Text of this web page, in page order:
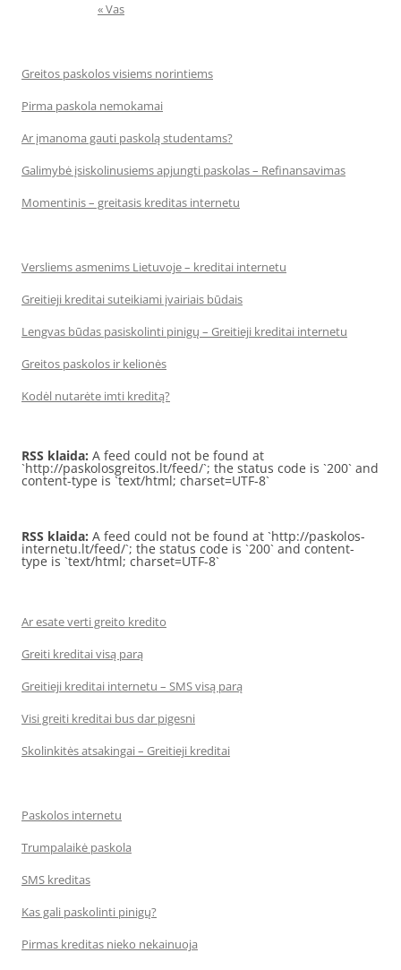
« Vas
Greitos paskolos visiems norintiems
Pirma paskola nemokamai
Ar įmanoma gauti paskolą studentams?
Galimybė įsiskolinusiems apjungti paskolas – Refinansavimas
Momentinis – greitasis kreditas internetu
Versliems asmenims Lietuvoje – kreditai internetu
Greitieji kreditai suteikiami įvairiais būdais
Lengvas būdas pasiskolinti pinigų – Greitieji kreditai internetu
Greitos paskolos ir kelionės
Kodėl nutarėte imti kreditą?
RSS klaida: A feed could not be found at
`http://paskolosgreitos.lt/feed/`; the status code is `200` and
content-type is `text/html; charset=UTF-8`
RSS klaida: A feed could not be found at `http://paskolos-
internetu.lt/feed/`; the status code is `200` and content-
type is `text/html; charset=UTF-8`
Ar esate verti greito kredito
Greiti kreditai visą parą
Greitieji kreditai internetu – SMS visą parą
Visi greiti kreditai bus dar pigesni
Skolinkitės atsakingai – Greitieji kreditai
Paskolos internetu
Trumpalaikė paskola
SMS kreditas
Kas gali paskolinti pinigų?
Pirmas kreditas nieko nekainuoja